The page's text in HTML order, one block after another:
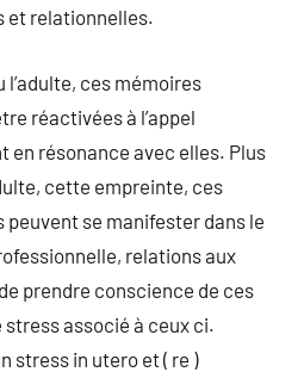
et relationnelles.
l’adulte, ces mémoires
réactivées à l’appel
en résonance avec elles. Plus
cette empreinte, ces
se manifester dans le
relations aux
prendre conscience de ces
associé à ceux ci.
stress in utero et ( re )